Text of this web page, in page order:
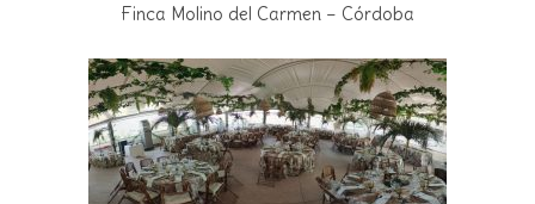
Finca Molino del Carmen – Córdoba